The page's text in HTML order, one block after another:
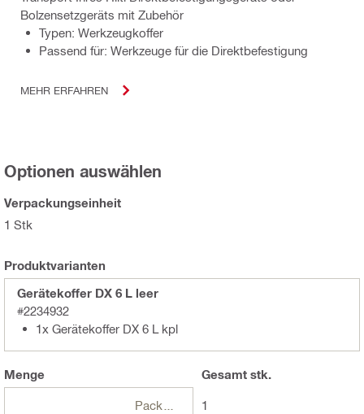
Bolzensetzgeräts mit Zubehör
Typen: Werkzeugkoffer
Passend für: Werkzeuge für die Direktbefestigung
MEHR ERFAHREN
Optionen auswählen
Verpackungseinheit
1 Stk
Produktvarianten
Gerätekoffer DX 6 L leer
#2234932
1x Gerätekoffer DX 6 L kpl
Menge
Packungen
Gesamtstk.
1